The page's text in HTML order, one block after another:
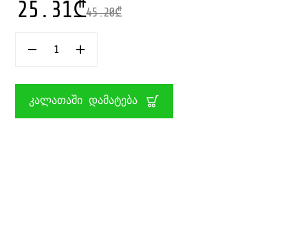
45.20₾
25.31₾
ᲠᲐᲝᲓᲔᲜᲝᲑᲐ:
MINECRAFT
RAVENSBURGER
ᲙᲐᲚᲐᲗᲐᲨᲘ ᲓᲐᲛᲐᲢᲔᲑᲐ